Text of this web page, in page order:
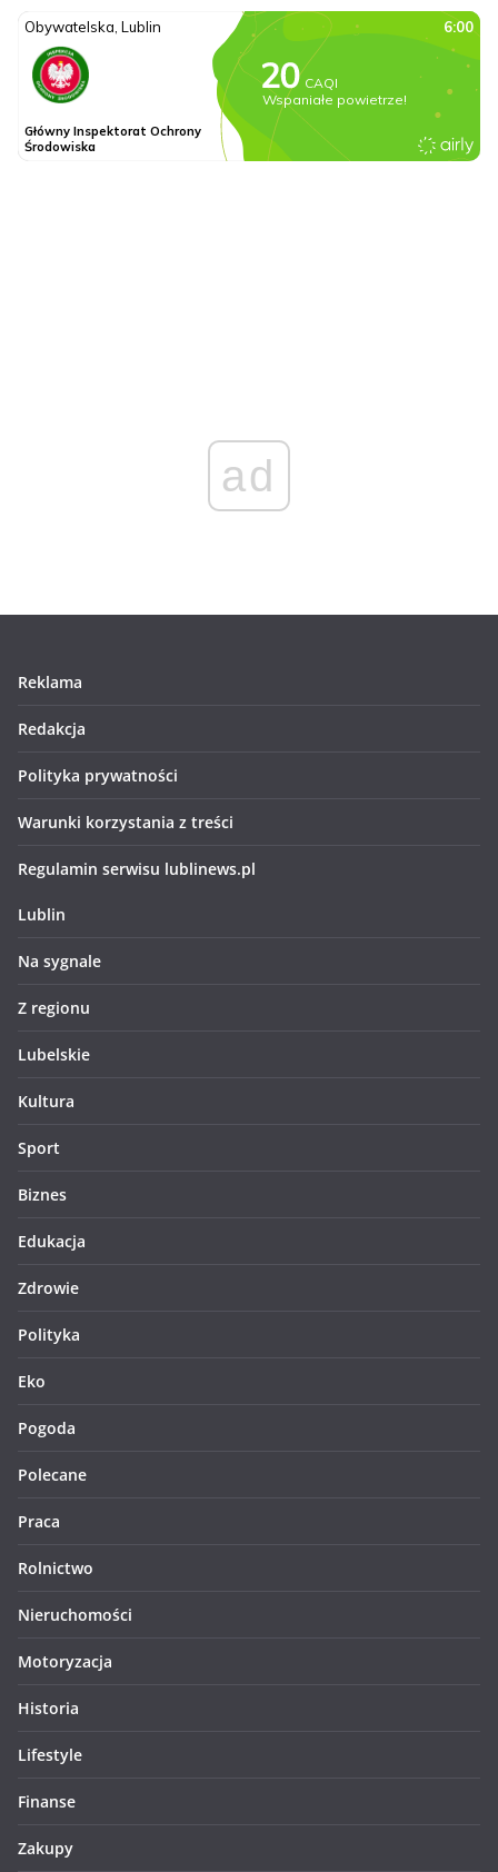
ad
Reklama
Redakcja
Polityka prywatności
Warunki korzystania z treści
Regulamin serwisu lublinews.pl
Lublin
Na sygnale
Z regionu
Lubelskie
Kultura
Sport
Biznes
Edukacja
Zdrowie
Polityka
Eko
Pogoda
Polecane
Praca
Rolnictwo
Nieruchomości
Motoryzacja
Historia
Lifestyle
Finanse
Zakupy